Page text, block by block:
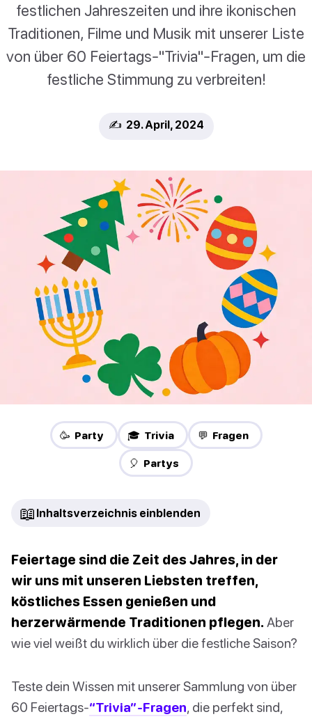
festlichen Jahreszeiten und ihre ikonischen
Traditionen, Filme und Musik mit unserer Liste
von über 60 Feiertags-"Trivia"-Fragen, um die
festliche Stimmung zu verbreiten!
✍️ 29. April, 2024
🥳 Party 🎓 Trivia 💬 Fragen
🎈 Partys
📖 Inhaltsverzeichnis einblenden
Feiertage sind die Zeit des Jahres, in der
wir uns mit unseren Liebsten treffen,
köstliches Essen genießen und
herzerwärmende Traditionen pflegen. Aber
wie viel weißt du wirklich über die festliche Saison?
Teste dein Wissen mit unserer Sammlung von über
60 Feiertags-“Trivia”-Fragen, die perfekt sind,